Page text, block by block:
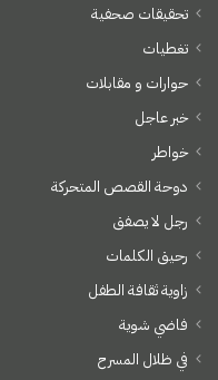
تحقيقات صحفية
تغطيات
حوارات و مقابلات
خبر عاجل
خواطر
دوحة القصص المتحركة
رجل لا يصفق
رحيق الكلمات
زاوية ثقافة الطفل
فاضي شوية
في ظلال المسرح